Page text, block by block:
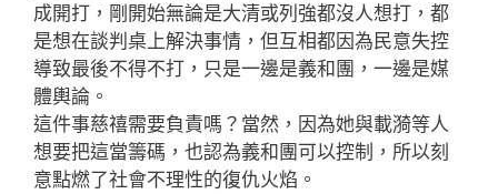
成開打，剛開始無論是大清或列強都沒人想打，都
是想在談判桌上解決事情，但互相都因為民意失控
導致最後不得不打，只是一邊是義和團，一邊是媒
體輿論。
這件事慈禧需要負責嗎？當然，因為她與載漪等人
想要把這當籌碼，也認為義和團可以控制，所以刻
意點燃了社會不理性的復仇火焰。